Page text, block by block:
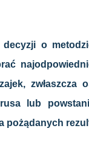
o
zwłaszcza
lub
pożądanych